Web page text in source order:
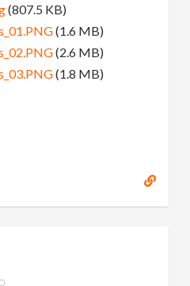
(807.5 KB)
(1.6 MB)
(2.6 MB)
(1.8 MB)